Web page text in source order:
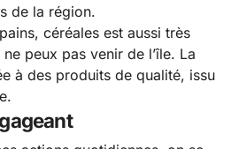
de la région.
céréales est aussi très
peux pas venir de l’île. La
à des produits de qualité, issu